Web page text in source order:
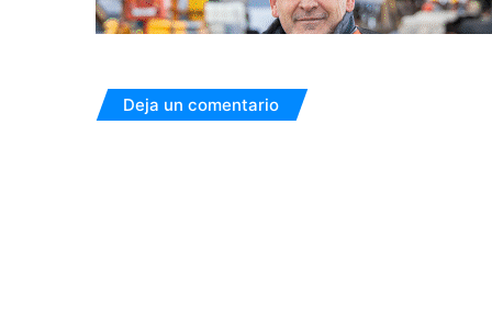
Deja un comentario